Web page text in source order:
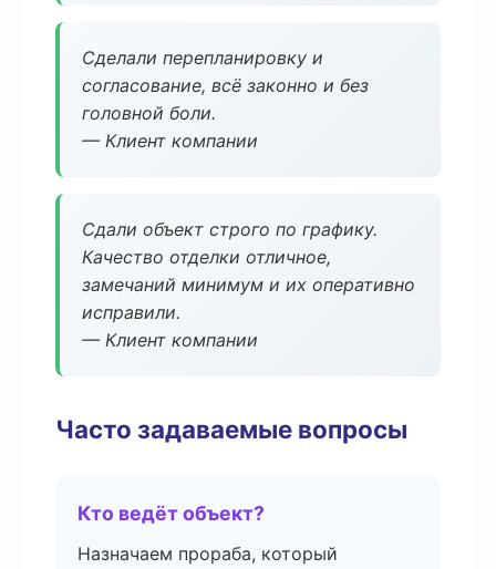
Сделали перепланировку и
согласование, всё законно и без
головной боли.
— Клиент компании
Сдали объект строго по графику.
Качество отделки отличное,
замечаний минимум и их оперативно
исправили.
— Клиент компании
Часто задаваемые вопросы
Кто ведёт объект?
Назначаем прораба, который